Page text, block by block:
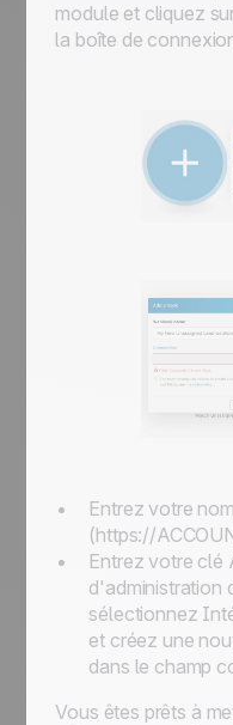
module et cliquez
la boîte de
Entrez votre
(https://
Entrez votre clé
d'administration
sélectionnez
et créez une
dans le champ
Vous êtes prêts à